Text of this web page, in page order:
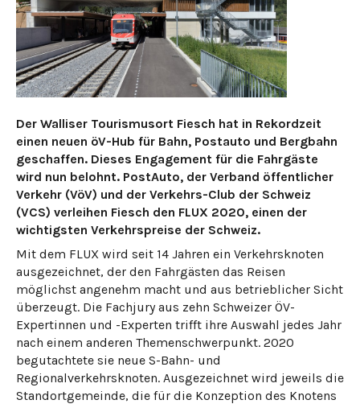
Der Walliser Tourismusort Fiesch hat in Rekordzeit
einen neuen öV-Hub für Bahn, Postauto und Bergbahn
geschaffen. Dieses Engagement für die Fahrgäste
wird nun belohnt. PostAuto, der Verband öffentlicher
Verkehr (VöV) und der Verkehrs-Club der Schweiz
(VCS) verleihen Fiesch den FLUX 2020, einen der
wichtigsten Verkehrspreise der Schweiz.
Mit dem FLUX wird seit 14 Jahren ein Verkehrsknoten
ausgezeichnet, der den Fahrgästen das Reisen
möglichst angenehm macht und aus betrieblicher Sicht
überzeugt. Die Fachjury aus zehn Schweizer ÖV-
Expertinnen und -Experten trifft ihre Auswahl jedes Jahr
nach einem anderen Themenschwerpunkt. 2020
begutachtete sie neue S-Bahn- und
Regionalverkehrsknoten. Ausgezeichnet wird jeweils die
Standortgemeinde, die für die Konzeption des Knotens